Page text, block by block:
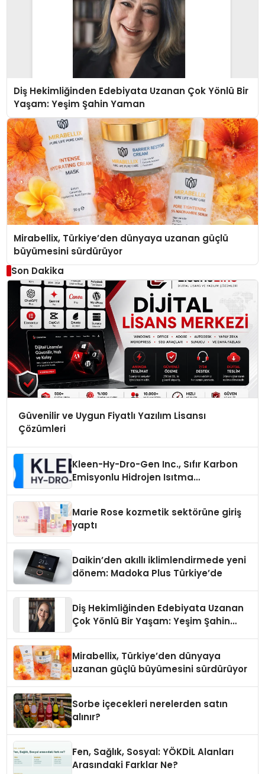
Diş Hekimliğinden Edebiyata Uzanan Çok Yönlü Bir
Yaşam: Yeşim Şahin Yaman
Mirabellix, Türkiye’den dünyaya uzanan güçlü
büyümesini sürdürüyor
Son Dakika
Güvenilir ve Uygun Fiyatlı Yazılım Lisansı
Çözümleri
Kleen-Hy-Dro-Gen Inc., Sıfır Karbon
Emisyonlu Hidrojen Isıtma
Marie Rose kozmetik sektörüne giriş
yaptı
Daikin’den akıllı iklimlendirmede yeni
dönem: Madoka Plus Türkiye’de
Diş Hekimliğinden Edebiyata Uzanan
Çok Yönlü Bir Yaşam: Yeşim Şahin
Mirabellix, Türkiye’den dünyaya
uzanan güçlü büyümesini sürdürüyor
Sorbe içecekleri nerelerden satın
alınır?
Fen, Sağlık, Sosyal: YÖKDİL Alanları
Arasındaki Farklar Ne?